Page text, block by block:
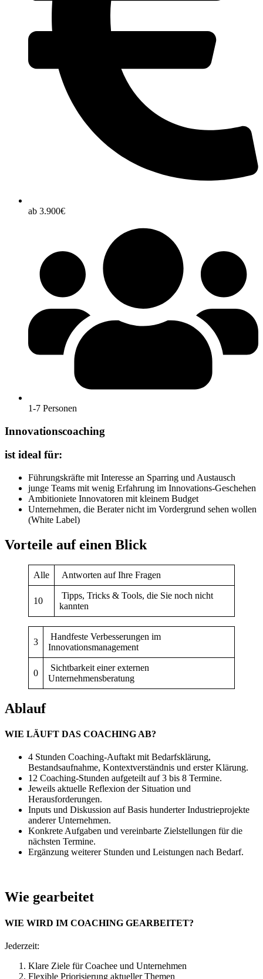
ab 3.900€
1-7 Personen
Innovationscoaching
ist ideal für:
Führungskräfte mit Interesse an Sparring und Austausch
junge Teams mit wenig Erfahrung im Innovations-Geschehen
Ambitioniete Innovatoren mit kleinem Budget
Unternehmen, die Berater nicht im Vordergrund sehen wollen
(White Label)
Vorteile auf einen Blick
Alle Antworten auf Ihre Fragen
10
Tipps, Tricks & Tools, die Sie noch nicht
kannten
3
Handfeste Verbesserungen im
Innovationsmanagement
0
Sichtbarkeit einer externen
Unternehmensberatung
Ablauf
WIE LÄUFT DAS COACHING AB?
4 Stunden Coaching-Auftakt mit Bedarfsklärung,
Bestandsaufnahme, Kontextverständnis und erster Klärung.
12 Coaching-Stunden aufgeteilt auf 3 bis 8 Termine.
Jeweils aktuelle Reflexion der Situation und
Herausforderungen.
Inputs und Diskussion auf Basis hunderter Industrieprojekte
anderer Unternehmen.
Konkrete Aufgaben und vereinbarte Zielstellungen für die
nächsten Termine.
Ergänzung weiterer Stunden und Leistungen nach Bedarf.
Wie gearbeitet
WIE WIRD IM COACHING GEARBEITET?
Jederzeit:
Klare Ziele für Coachee und Unternehmen
Flexible Priorisierung aktueller Themen